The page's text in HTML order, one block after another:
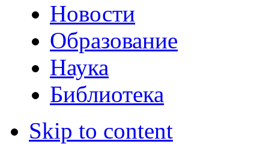
Новости
Образование
Наука
Библиотека
Skip to content